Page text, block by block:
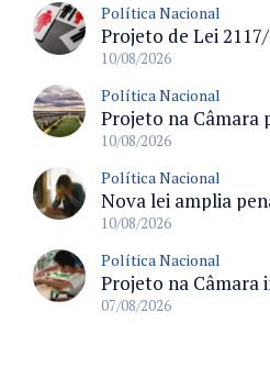
Política Nacional
10/08/2026
Política Nacional
10/08/2026
Política Nacional
10/08/2026
Política Nacional
07/08/2026